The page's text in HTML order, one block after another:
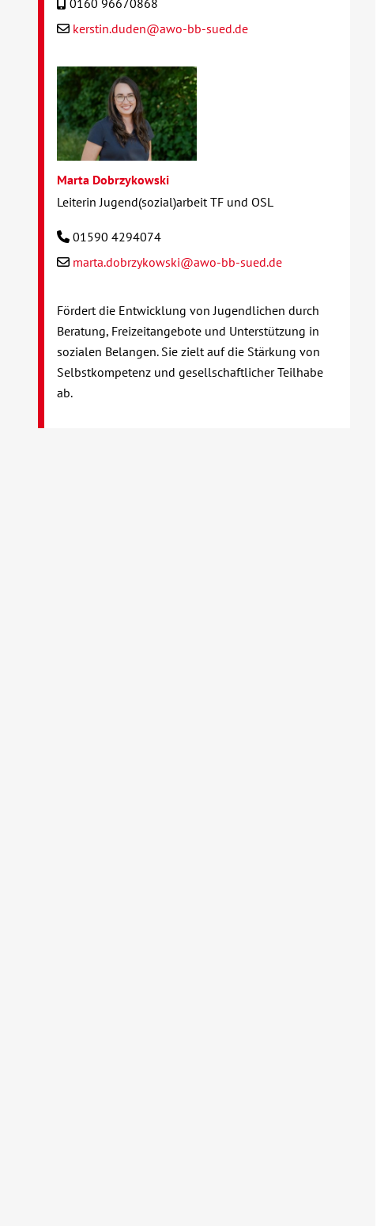
0160 96670868
kerstin.duden@awo-bb-sued.de
Marta Dobrzykowski
Leiterin Jugend(sozial)arbeit TF und OSL
01590 4294074
marta.dobrzykowski@awo-bb-sued.de
Fördert die Entwicklung von Jugendlichen durch
Beratung, Freizeitangebote und Unterstützung in
sozialen Belangen. Sie zielt auf die Stärkung von
Selbstkompetenz und gesellschaftlicher Teilhabe
ab.